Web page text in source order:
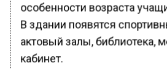
особенности возраста
В здании появятся
актовый залы, библиотека,
кабинет.